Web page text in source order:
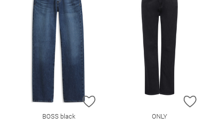
ZUR WUNSCHLISTE HINZUFÜGEN
BOSS black
ZUR
ONLY